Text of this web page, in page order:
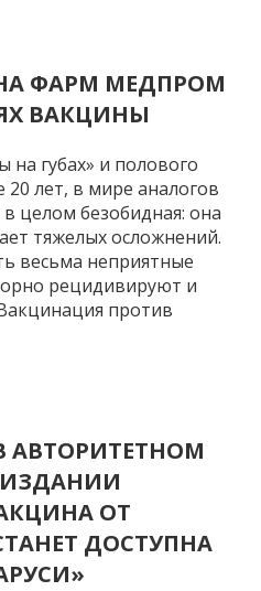
и врач,
часто…Как
вовремя
заметить
первые
признаки
дисбаланса
и
выбрать
эффективное
средство
или
аптечные
пробиотики
ФАРМ МЕДПРОМ
ВАКЦИНЫ
на губах» и полового
20 лет, в мире аналогов
целом безобидная: она
тяжелых осложнений.
весьма неприятные
рецидивируют и
против
МедПром
О
возможностях
вакцины
АВТОРИТЕТНОМ
ОТ
ДОСТУПНА